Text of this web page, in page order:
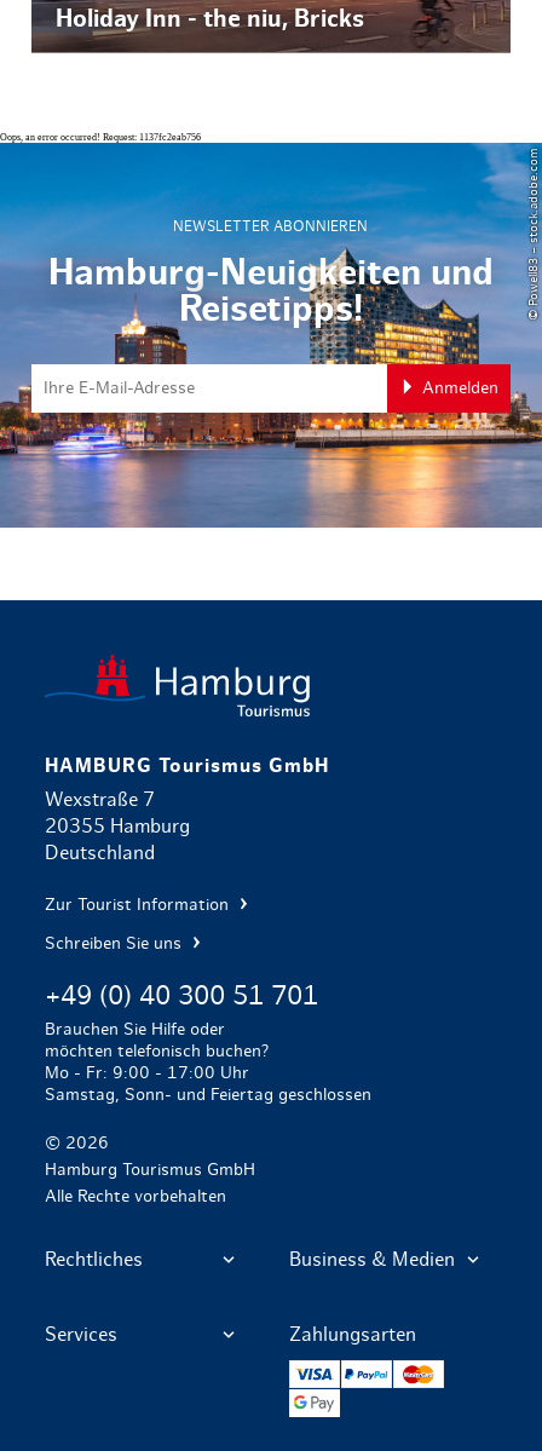
Holiday Inn - the niu, Bricks
Oops, an error occurred! Request: 1137fc2eab756
NEWSLETTER ABONNIEREN
Hamburg-Neuigkeiten und
Reisetipps!
Anmelden
© Powell83 – stock.adobe.com
HAMBURG Tourismus GmbH
Wexstraße 7
20355 Hamburg
Deutschland
Zur Tourist Information
Schreiben Sie uns
+49 (0) 40 300 51 701
Brauchen Sie Hilfe oder
möchten telefonisch buchen?
Mo - Fr: 9:00 - 17:00 Uhr
Samstag, Sonn- und Feiertag geschlossen
© 2026
Hamburg Tourismus GmbH
Alle Rechte vorbehalten
Rechtliches Business & Medien
Services Zahlungsarten
VISA PayPal